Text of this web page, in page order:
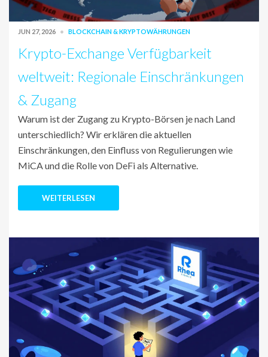
JUN 27, 2026 BLOCKCHAIN & KRYPTOWÄHRUNGEN
Krypto-Exchange Verfügbarkeit
weltweit: Regionale Einschränkungen
& Zugang
Warum ist der Zugang zu Krypto-Börsen je nach Land
unterschiedlich? Wir erklären die aktuellen
Einschränkungen, den Einfluss von Regulierungen wie
MiCA und die Rolle von DeFi als Alternative.
WEITERLESEN